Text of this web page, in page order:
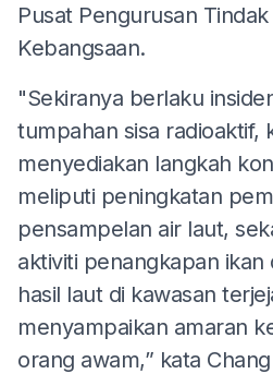
Pusat Pengurusan
Kebangsaan.
"Sekiranya berlaku
tumpahan sisa radioaktif,
menyediakan langkah
meliputi peningkatan
pensampelan air laut,
aktiviti penangkapan
hasil laut di kawasan
menyampaikan amaran
orang awam,” kata